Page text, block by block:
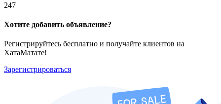
247
Хотите добавить объявление?
Регистрируйтесь бесплатно и получайте клиентов на
ХатаМатате!
Зарегистрироваться